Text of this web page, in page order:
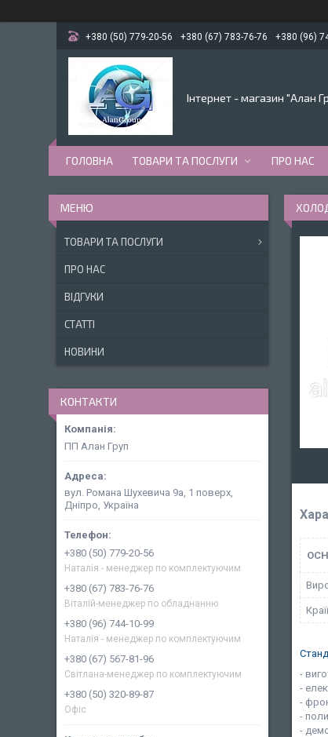
+380 (50) 779-20-56 +380 (67) 783-76-76 +380 (96)
Інтернет - магазин "Алан
ГОЛОВНА ТОВАРИ ТА ПОСЛУГИ ПРО НАС
-
-
-
-
-
ТОВАРИ ТА ПОСЛУГИ
ПРО НАС
ВІДГУКИ
СТАТТІ
НОВИНИ
КОНТАКТИ
ПП Алан Груп
вул. Романа Шухевича 9а, 1 поверх,
Дніпро, Україна
+380 (50) 779-20-56
Наталія - менеджер по комплектуючим
+380 (67) 783-76-76
Віталій-менеджер по обладнанню
+380 (96) 744-10-99
Наталія - менеджер по комплектуючим
+380 (67) 567-81-96
Світлана-менеджер по комплектуючим
+380 (50) 320-89-87
Офіс